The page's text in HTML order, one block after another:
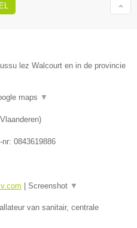
lez Walcourt en in de provincie
maps ▼
)
nr: 0843619886
Screenshot ▼
van sanitair, centrale